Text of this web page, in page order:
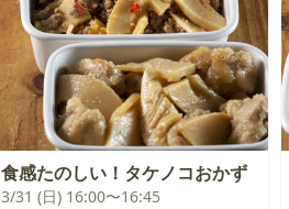
食感たのしい！タケノコおかず
3/31 (日) 16:00〜16:45